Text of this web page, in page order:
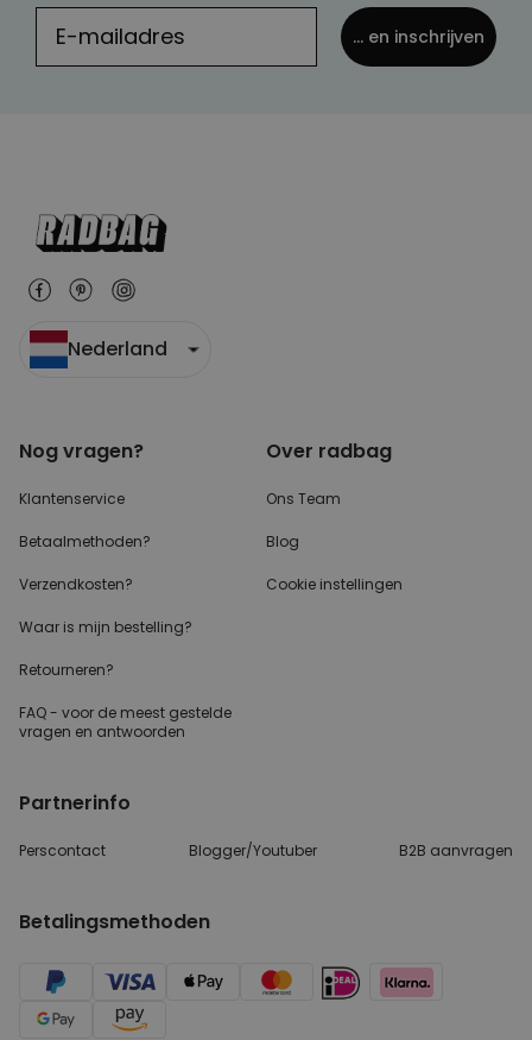
... en inschrijven
Nederland
Nog vragen?
Klantenservice
Betaalmethoden?
Verzendkosten?
Waar is mijn bestelling?
Retourneren?
FAQ - voor de meest gestelde
vragen en antwoorden
Over radbag
Ons Team
Blog
Cookie instellingen
Partnerinfo
Perscontact Blogger/Youtuber B2B aanvragen
Betalingsmethoden